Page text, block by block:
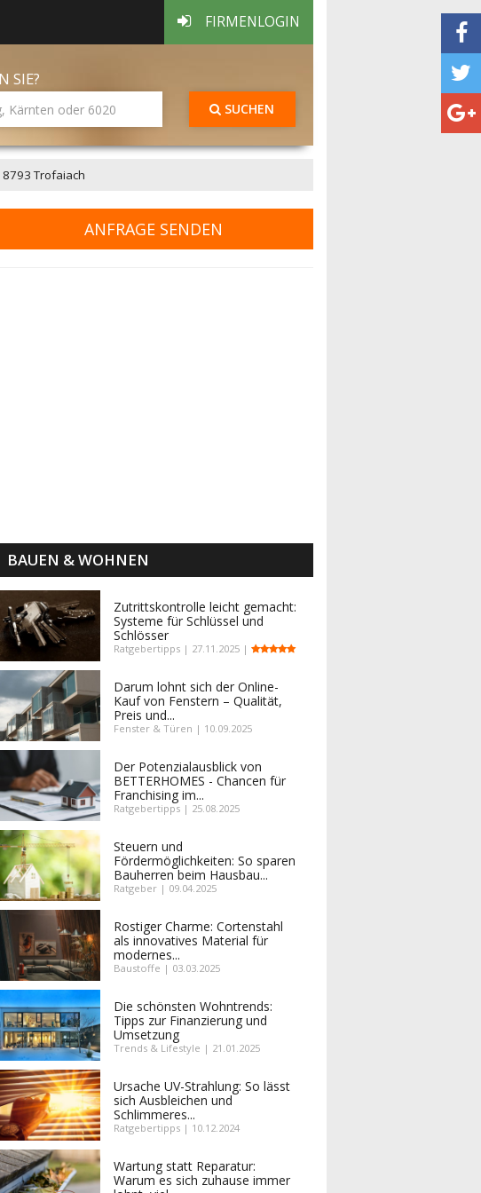
FIRMENLOGIN
SIE?
SUCHEN
8793 Trofaiach
ANFRAGE SENDEN
BAUEN & WOHNEN
Zutrittskontrolle leicht gemacht:
Systeme für Schlüssel und
Schlösser
Ratgebertipps | 27.11.2025 |
Darum lohnt sich der Online-
Kauf von Fenstern – Qualität,
Preis und...
Fenster & Türen | 10.09.2025
Der Potenzialausblick von
BETTERHOMES - Chancen für
Franchising im...
Ratgebertipps | 25.08.2025
Steuern und
Fördermöglichkeiten: So sparen
Bauherren beim Hausbau...
Ratgeber | 09.04.2025
Rostiger Charme: Cortenstahl
als innovatives Material für
modernes...
Baustoffe | 03.03.2025
Die schönsten Wohntrends:
Tipps zur Finanzierung und
Umsetzung
Trends & Lifestyle | 21.01.2025
Ursache UV-Strahlung: So lässt
sich Ausbleichen und
Schlimmeres...
Ratgebertipps | 10.12.2024
Wartung statt Reparatur:
Warum es sich zuhause immer